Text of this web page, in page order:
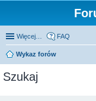
Więcej… FAQ
Wykaz forów
Szukaj